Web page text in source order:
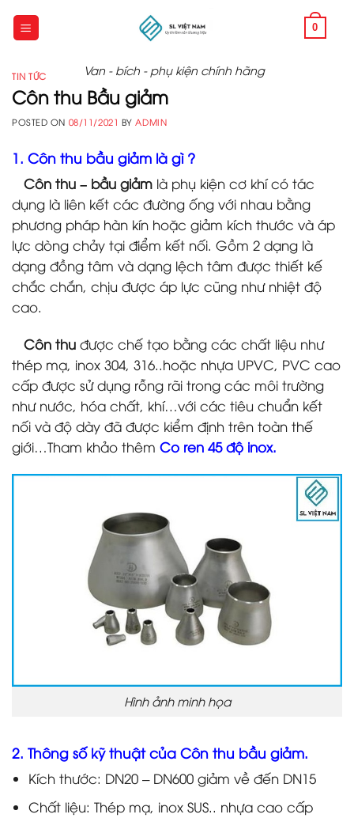
Van - bích - phụ kiện chính hãng
0
TIN TỨC
Côn thu Bầu giảm
POSTED ON 08/11/2021 BY ADMIN
1. Côn thu bầu giảm là gì ?
Côn thu – bầu giảm là phụ kiện cơ khí có tác
dụng là liên kết các đường ống với nhau bằng
phương pháp hàn kín hoặc giảm kích thước và áp
lực dòng chảy tại điểm kết nối. Gồm 2 dạng là
dạng đồng tâm và dạng lệch tâm được thiết kế
chắc chắn, chịu được áp lực cũng như nhiệt độ
cao.
Côn thu được chế tạo bằng các chất liệu như
thép mạ, inox 304, 316..hoặc nhựa UPVC, PVC cao
cấp được sử dụng rỗng rãi trong các môi trường
như nước, hóa chất, khí…với các tiêu chuẩn kết
nối và độ dày đã được kiểm định trên toàn thế
giới…Tham khảo thêm Co ren 45 độ inox.
Hình ảnh minh họa
2. Thông số kỹ thuật của Côn thu bầu giảm.
Kích thước: DN20 – DN600 giảm về đến DN15
Chất liệu: Thép mạ, inox SUS.. nhựa cao cấp